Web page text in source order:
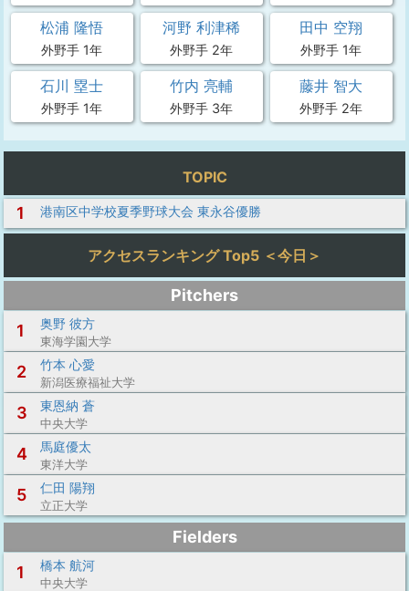
松浦 隆悟
外野手 1年
河野 利津稀
外野手 2年
田中 空翔
外野手 1年
石川 塁士
外野手 1年
竹内 亮輔
外野手 3年
藤井 智大
外野手 2年
TOPIC
1 港南区中学校夏季野球大会 東永谷優勝
アクセスランキング Top5 ＜今日＞
Pitchers
1
奥野 彼方
東海学園大学
2 竹本 心愛
新潟医療福祉大学
3 東恩納 蒼
中央大学
4 馬庭優太
東洋大学
5 仁田 陽翔
立正大学
Fielders
1
橋本 航河
中央大学